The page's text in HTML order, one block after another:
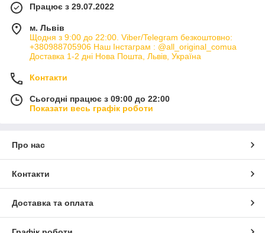
Працює з 29.07.2022
м. Львів
Щодня з 9:00 до 22:00. Viber/Telegram безкоштовно:
+380988705906 Наш Інстаграм : @all_original_comua
Доставка 1-2 дні Нова Пошта, Львів, Україна
Контакти
Сьогодні працює з 09:00 до 22:00
Показати весь графік роботи
Про нас
Контакти
Доставка та оплата